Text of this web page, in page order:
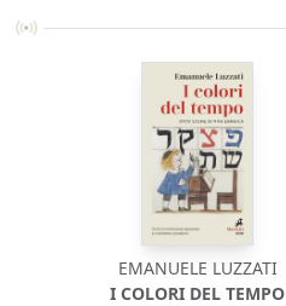
EMANUELE LUZZATI
I COLORI DEL TEMPO